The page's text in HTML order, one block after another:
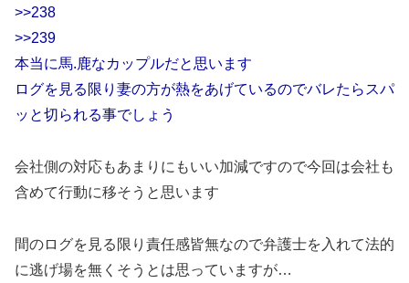
>>238
>>239
本当に馬.鹿なカップルだと思います
ログを見る限り妻の方が熱をあげているのでバレたらスパ
ッと切られる事でしょう
会社側の対応もあまりにもいい加減ですので今回は会社も
含めて行動に移そうと思います
間のログを見る限り責任感皆無なので弁護士を入れて法的
に逃げ場を無くそうとは思っていますが…